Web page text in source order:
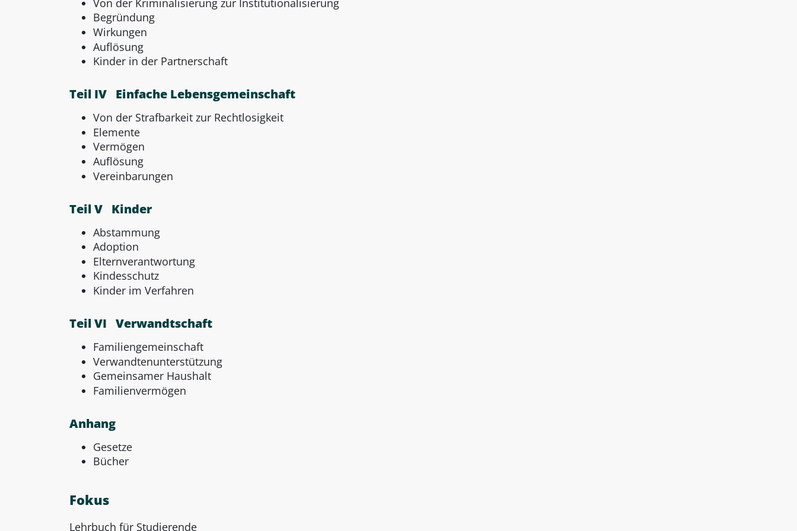
Von der Kriminalisierung zur Institutionalisierung
Begründung
Wirkungen
Auflösung
Kinder in der Partnerschaft
Teil IV Einfache Lebensgemeinschaft
Von der Strafbarkeit zur Rechtlosigkeit
Elemente
Vermögen
Auflösung
Vereinbarungen
Teil V Kinder
Abstammung
Adoption
Elternverantwortung
Kindesschutz
Kinder im Verfahren
Teil VI Verwandtschaft
Familiengemeinschaft
Verwandtenunterstützung
Gemeinsamer Haushalt
Familienvermögen
Anhang
Gesetze
Bücher
Fokus
Lehrbuch für Studierende